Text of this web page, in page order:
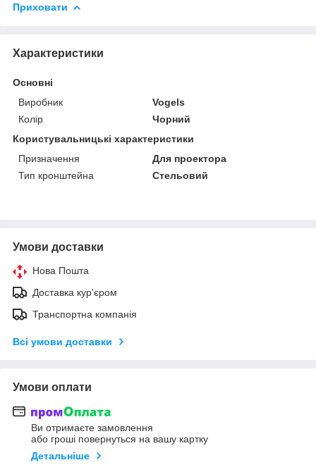
Приховати
Характеристики
Основні
Виробник
Vogels
Колір
Чорний
Користувальницькі характеристики
Призначення
Для проектора
Тип кронштейна
Стельовий
Умови доставки
Нова Пошта
Доставка кур'єром
Транспортна компанія
Всі умови доставки
Умови оплати
Ви отримаєте замовлення
або гроші повернуться на вашу картку
Детальніше